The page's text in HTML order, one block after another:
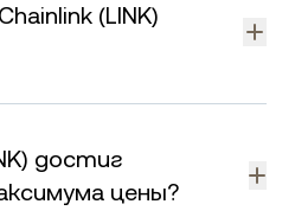
мотивации операторов нод и
сети.
(LINK)
ограничен токенами. По
предназначены для
мотивации операторов
достиг
цены?